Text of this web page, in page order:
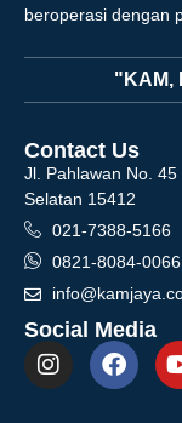
beroperasi dengan
"KAM,
Contact Us
Jl. Pahlawan No.
Selatan 15412
021-7388-5166
0821-8084-0066
Social Media